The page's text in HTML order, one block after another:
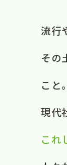
流行
その​
こと
現代
これ